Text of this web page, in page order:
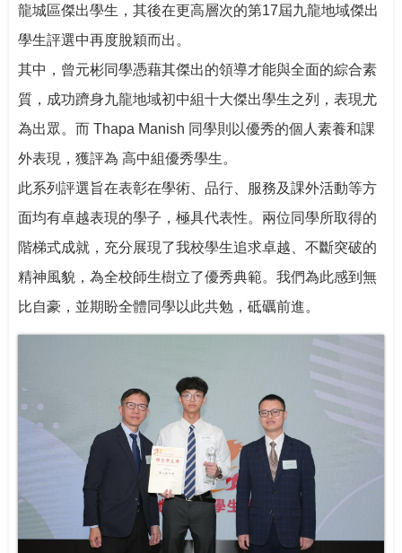
龍城區傑出學生，其後在更高層次的第17屆九龍地域傑出
學生評選中再度脫穎而出。
其中，曾元彬同學憑藉其傑出的領導才能與全面的綜合素
質，成功躋身九龍地域初中組十大傑出學生之列，表現尤
為出眾。而 Thapa Manish 同學則以優秀的個人素養和課
外表現，獲評為 高中組優秀學生。
此系列評選旨在表彰在學術、品行、服務及課外活動等方
面均有卓越表現的學子，極具代表性。兩位同學所取得的
階梯式成就，充分展現了我校學生追求卓越、不斷突破的
精神風貌，為全校師生樹立了優秀典範。我們為此感到無
比自豪，並期盼全體同學以此共勉，砥礪前進。